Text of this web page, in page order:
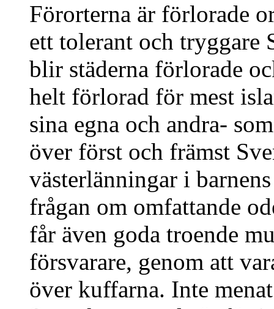
Förorterna är förlorade
ett tolerant och tryggare
blir städerna förlorade
helt förlorad för mest
sina egna och andra-
över först och främst
västerlänningar i
frågan om omfattande
får även goda troende
försvarare, genom att
över kuffarna. Inte